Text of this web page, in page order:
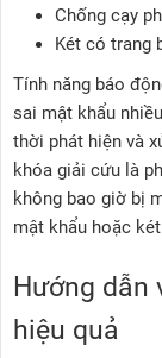
Chống cạy
Két có trang
Tính năng báo
sai mật khẩu
thời phát hiện và
khóa giải cứu là
không bao giờ bị
mật khẩu hoặc
Hướng dẫn
hiệu quả